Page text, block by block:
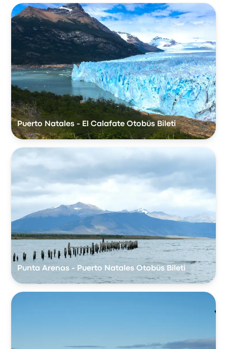
Puerto Natales - El Calafate Otobüs Bileti
Punta Arenas - Puerto Natales Otobüs Bileti